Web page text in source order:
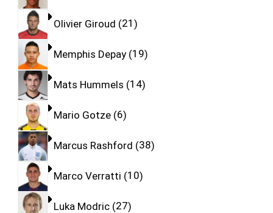
Olivier Giroud 21
Memphis Depay 19
Mats Hummels 14
Mario Gotze 6
Marcus Rashford 38
Marco Verratti 10
Luka Modric 27